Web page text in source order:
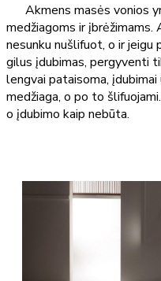
Akmens masės vonios
medžiagoms ir
nesunku nušlifuot, o ir jeigu
gilus įdubimas, pergyventi
lengvai pataisoma,
medžiaga, o po to
o įdubimo kaip nebūta.